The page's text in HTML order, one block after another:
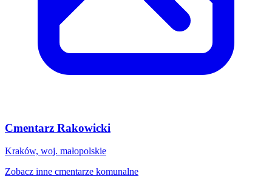
Cmentarz Rakowicki
Kraków, woj. małopolskie
Zobacz inne cmentarze komunalne